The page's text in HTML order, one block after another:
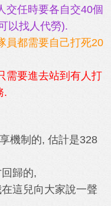
交任時要各自交40個
以找人代勞).
員都需要自己打死20
需要進去站到有人打
.
機制的, 估計是328
歸的,
這兒向大家說一聲